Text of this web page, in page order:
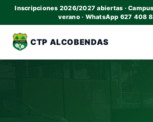
Inscripciones 2026/2027 abiertas ·
verano · WhatsApp 627 408
CTP ALCOBENDAS